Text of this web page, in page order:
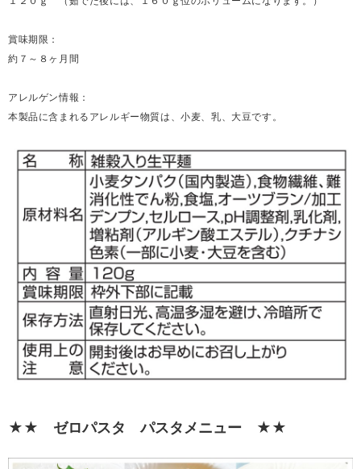
賞味期限：
約７～８ヶ月間
アレルゲン情報：
本製品に含まれるアレルギー物質は、小麦、乳、大豆です。
★★ ゼロパスタ パスタメニュー ★★